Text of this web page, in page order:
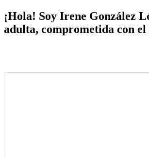
¡Hola! Soy Irene González
adulta, comprometida con el